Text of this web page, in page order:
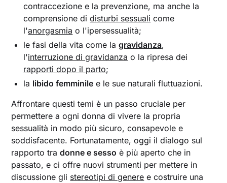
contraccezione e la prevenzione, ma anche la
comprensione didisturbi sessuali come
l'anorgasmia o l'ipersessualità;
le fasi della vita come lagravidanza,
l'interruzione di gravidanza o la ripresa dei
rapporti dopo il parto;
la libido femminile e le sue naturali fluttuazioni.
Affrontare questi temi è un passo cruciale per
permettere a ogni donna di vivere la propria
sessualità in modo più sicuro, consapevole e
soddisfacente. Fortunatamente, oggi il dialogo sul
rapporto tradonne e sesso è più aperto che in
passato, e ci offre nuovi strumenti per mettere in
discussione gli stereotipi di genere e costruire una